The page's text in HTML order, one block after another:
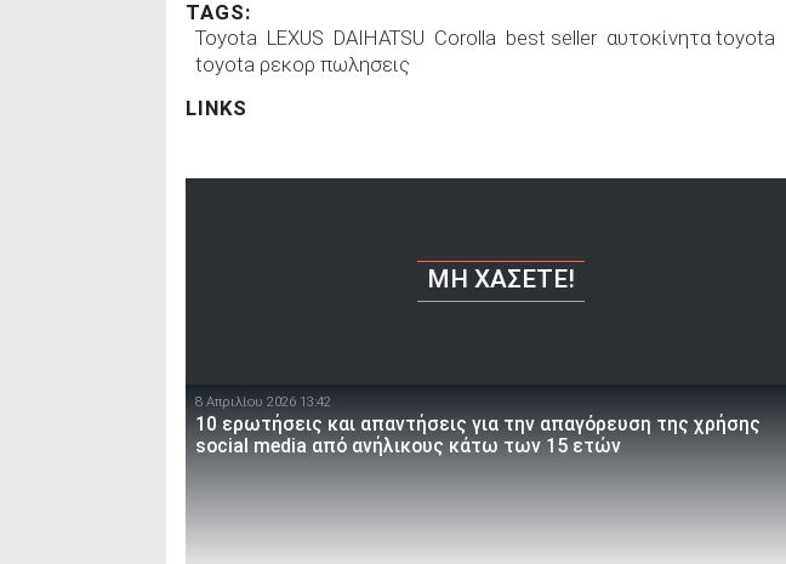
TAGS:
Toyota LEXUS DAIHATSU Corolla best seller αυτοκίνητα toyota
toyota ρεκορ πωλησεις
LINKS
ΜΗ ΧΆΣΕΤΕ!
8 Απριλίου 2026 13:42
10 ερωτήσεις και απαντήσεις για την απαγόρευση της χρήσης
social media από ανήλικους κάτω των 15 ετών